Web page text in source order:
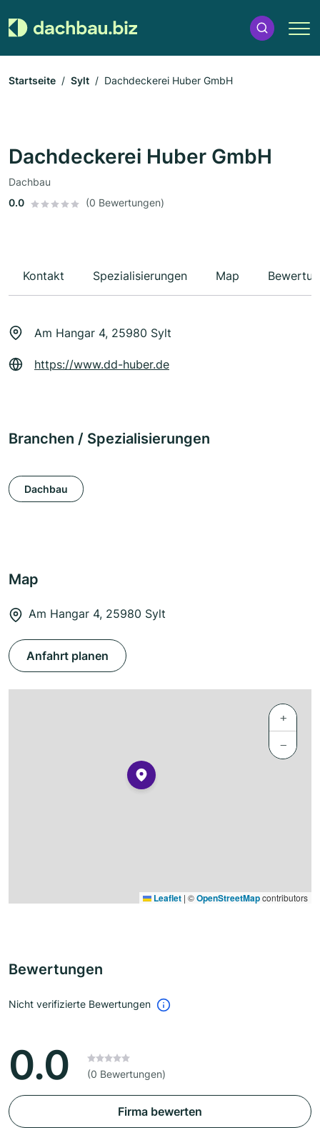
Startseite Sylt Dachdeckerei Huber GmbH
Dachdeckerei Huber GmbH
Dachbau
0.0
(0 Bewertungen)
Kontakt Spezialisierungen Map
Am Hangar 4, 25980 Sylt
https://www.dd-huber.de
Branchen / Spezialisierungen
Dachbau
Map
Am Hangar 4, 25980 Sylt
Anfahrt planen
+
−
Leaflet | ©OpenStreetMapcontributors
Bewertungen
Nicht verifizierte Bewertungen
0.0 (0 Bewertungen)
Firma bewerten